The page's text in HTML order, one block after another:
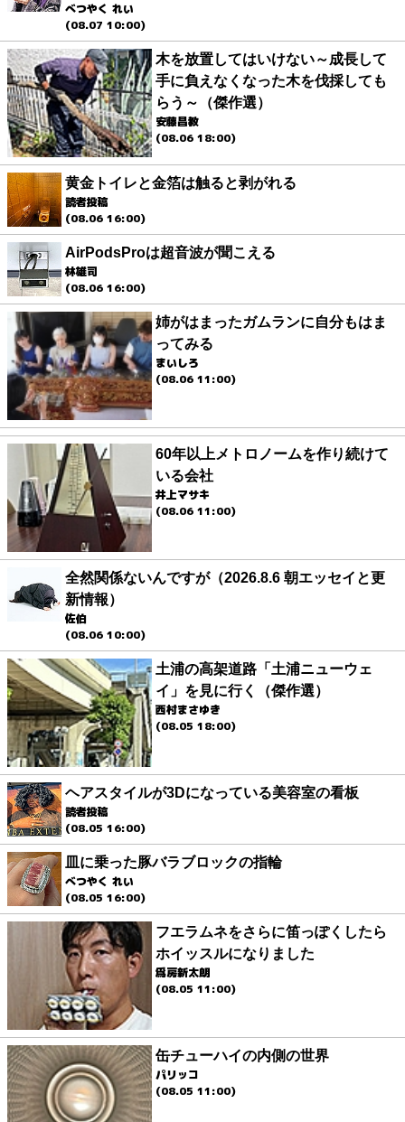
べつやく れい
(08.07 10:00)
木を放置してはいけない～成長して
手に負えなくなった木を伐採しても
らう～（傑作選）
安藤昌教
(08.06 18:00)
黄金トイレと金箔は触ると剥がれる
読者投稿
(08.06 16:00)
AirPodsProは超音波が聞こえる
林雄司
(08.06 16:00)
姉がはまったガムランに自分もはま
ってみる
まいしろ
(08.06 11:00)
60年以上メトロノームを作り続けて
いる会社
井上マサキ
(08.06 11:00)
全然関係ないんですが（2026.8.6 朝エッセイと更
新情報）
佐伯
(08.06 10:00)
土浦の高架道路「土浦ニューウェ
イ」を見に行く（傑作選）
西村まさゆき
(08.05 18:00)
ヘアスタイルが3Dになっている美容室の看板
読者投稿
(08.05 16:00)
皿に乗った豚バラブロックの指輪
べつやく れい
(08.05 16:00)
フエラムネをさらに笛っぽくしたら
ホイッスルになりました
爲房新太朗
(08.05 11:00)
缶チューハイの内側の世界
パリッコ
(08.05 11:00)